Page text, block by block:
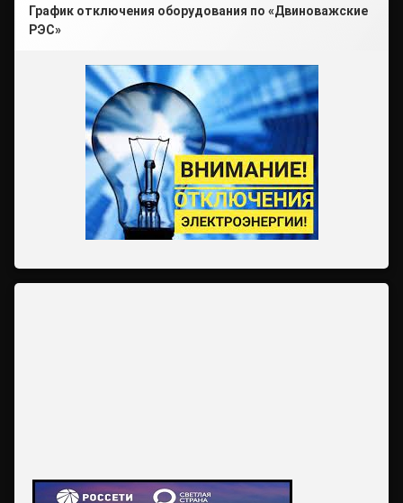
График отключения оборудования по «Двиноважские
РЭС»